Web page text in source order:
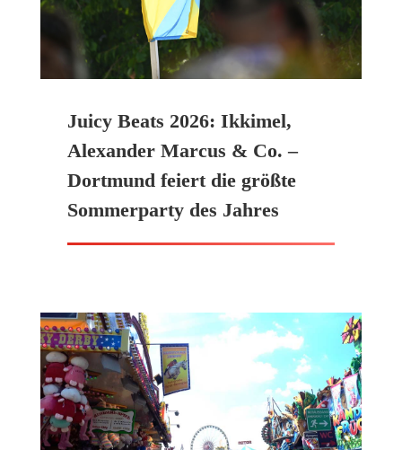
Juicy Beats 2026: Ikkimel,
Alexander Marcus & Co. –
Dortmund feiert die größte
Sommerparty des Jahres